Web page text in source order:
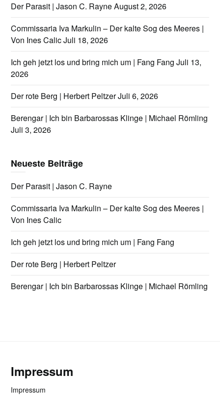
Der Parasit | Jason C. RayneAugust 2, 2026
Commissaria Iva Markulin – Der kalte Sog des Meeres |
Von Ines CalicJuli 18, 2026
Ich geh jetzt los und bring mich um | Fang Fang Juli 13,
2026
Der rote Berg | Herbert PeltzerJuli 6, 2026
Berengar | Ich bin Barbarossas Klinge | Michael Römling
Juli 3, 2026
Neueste Beiträge
Der Parasit | Jason C. Rayne
Commissaria Iva Markulin – Der kalte Sog des Meeres |
Von Ines Calic
Ich geh jetzt los und bring mich um | Fang Fang
Der rote Berg | Herbert Peltzer
Berengar | Ich bin Barbarossas Klinge | Michael Römling
Impressum
Impressum